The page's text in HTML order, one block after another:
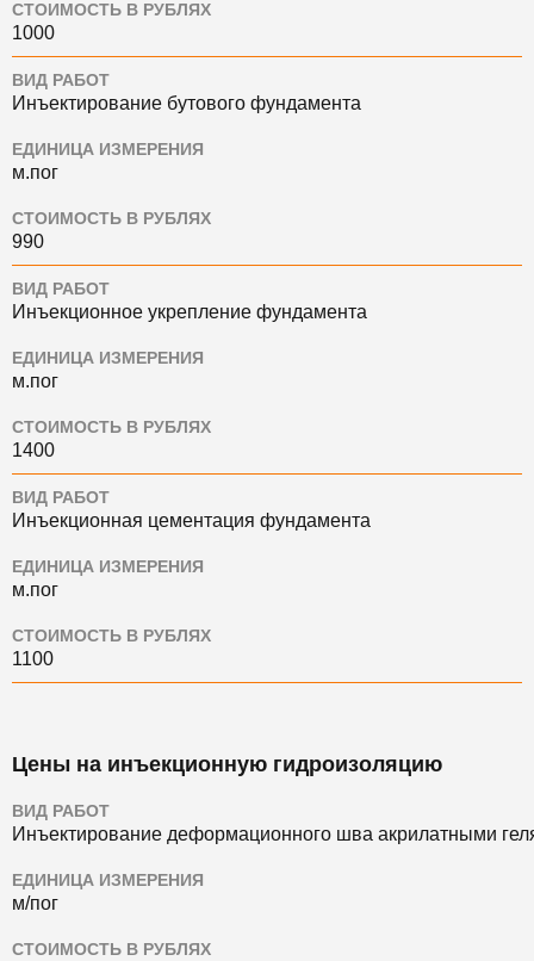
СТОИМОСТЬ В РУБЛЯХ
1000
ВИД РАБОТ
Инъектирование бутового фундамента
ЕДИНИЦА ИЗМЕРЕНИЯ
м.пог
СТОИМОСТЬ В РУБЛЯХ
990
ВИД РАБОТ
Инъекционное укрепление фундамента
ЕДИНИЦА ИЗМЕРЕНИЯ
м.пог
СТОИМОСТЬ В РУБЛЯХ
1400
ВИД РАБОТ
Инъекционная цементация фундамента
ЕДИНИЦА ИЗМЕРЕНИЯ
м.пог
СТОИМОСТЬ В РУБЛЯХ
1100
Цены на инъекционную гидроизоляцию
ВИД РАБОТ
Инъектирование деформационного шва акрилатными
ЕДИНИЦА ИЗМЕРЕНИЯ
м/пог
СТОИМОСТЬ В РУБЛЯХ